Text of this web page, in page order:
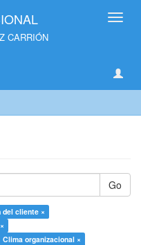
CARRIÓN
Go
cliente ×
organizacional ×